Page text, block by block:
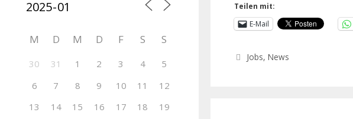
Teilen mit:
E-Mail
Jobs,News
M D M D F S S
30 31 1 2 3 4
5
6
7 8 9 10 11
12
13
14 15 16 17 18
19